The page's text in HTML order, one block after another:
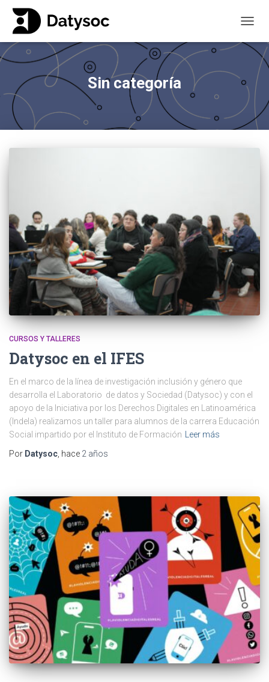
Sin categoría
CURSOS Y TALLERES
Datysoc en el IFES
En el marco de la línea de investigación inclusión y género que
desarrolla el Laboratorio de datos y Sociedad (Datysoc) y con el
apoyo de la Iniciativa por los Derechos Digitales en Latinoamérica
(Indela) realizamos un taller para alumnos de la carrera Educación
Social impartido por el Instituto de Formación
Leer más
Por Datysoc , hace 2 años